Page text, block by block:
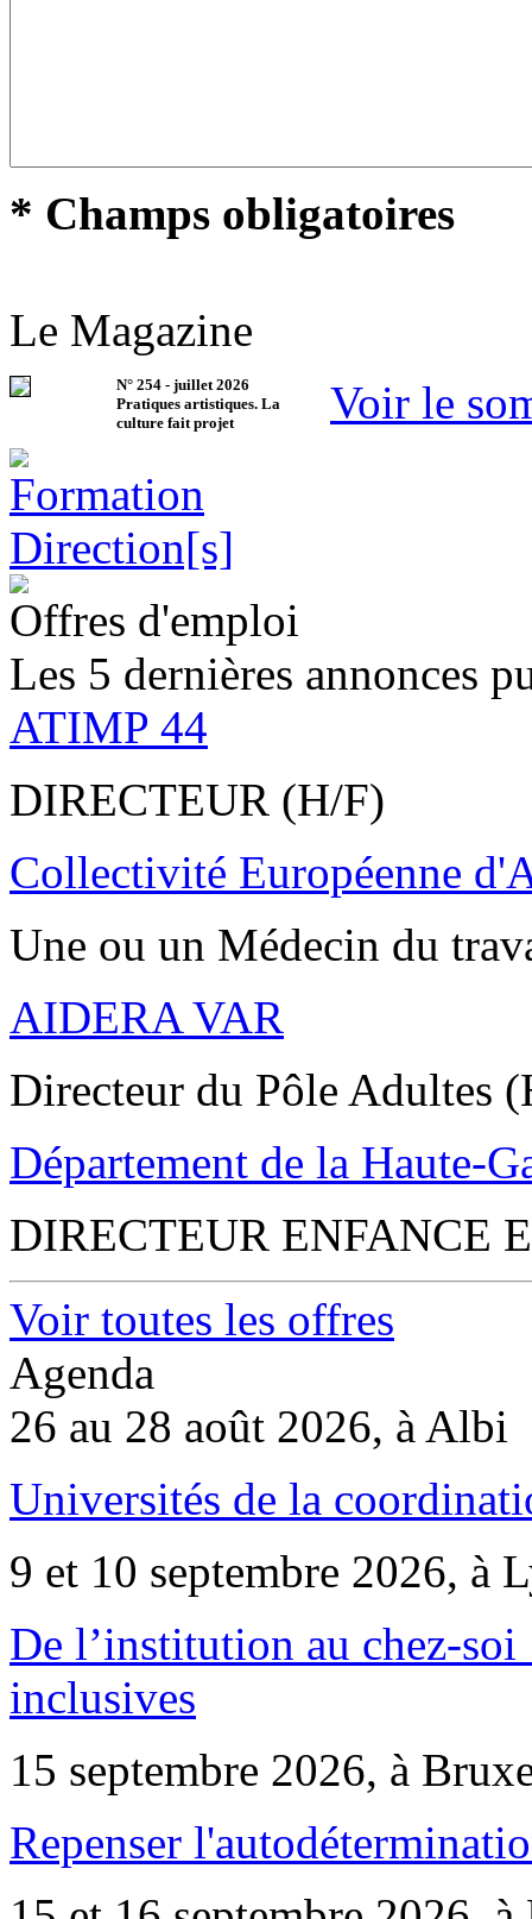
* Champs obligatoires
Le Magazine
N° 254 - juillet 2026
Pratiques artistiques. La
culture fait projet
Voir le
Offres d'emploi
Les 5 dernières annonces
ATIMP 44
DIRECTEUR (H/F)
Collectivité Européenne
Une ou un Médecin du
AIDERA VAR
Directeur du Pôle Adultes
Département de la Haute-
DIRECTEUR ENFANCE
Voir toutes les offres
Agenda
26 au 28 août 2026, à Albi
Universités de la
9 et 10 septembre 2026, à
De l’institution au chez-
inclusives
15 septembre 2026, à
Repenser